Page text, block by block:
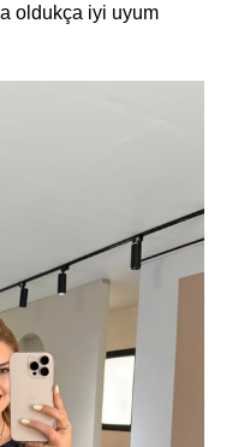
oldukça iyi uyum